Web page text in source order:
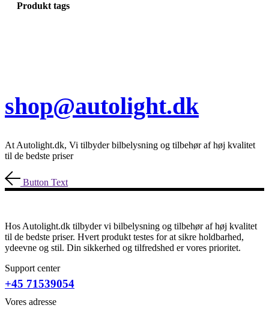
Produkt tags
shop@autolight.dk
At Autolight.dk, Vi tilbyder bilbelysning og tilbehør af høj kvalitet
til de bedste priser
Button Text
Hos Autolight.dk tilbyder vi bilbelysning og tilbehør af høj kvalitet
til de bedste priser. Hvert produkt testes for at sikre holdbarhed,
ydeevne og stil. Din sikkerhed og tilfredshed er vores prioritet.
Support center
+45 71539054
Vores adresse